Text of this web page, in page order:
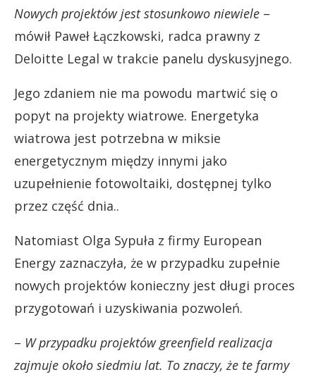
Nowych projektów jest stosunkowo niewiele –
mówił Paweł Łączkowski, radca prawny z
Deloitte Legal w trakcie panelu dyskusyjnego.
Jego zdaniem nie ma powodu martwić się o
popyt na projekty wiatrowe. Energetyka
wiatrowa jest potrzebna w miksie
energetycznym między innymi jako
uzupełnienie fotowoltaiki, dostępnej tylko
przez część dnia..
Natomiast Olga Sypuła z firmy European
Energy zaznaczyła, że w przypadku zupełnie
nowych projektów konieczny jest długi proces
przygotowań i uzyskiwania pozwoleń.
– W przypadku projektów greenfield realizacja
zajmuje około siedmiu lat. To znaczy, że te farmy